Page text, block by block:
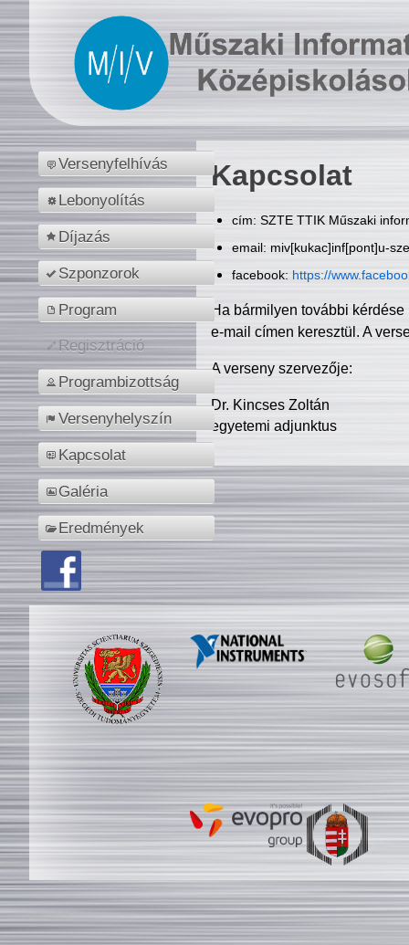
Versenyfelhívás
Lebonyolítás
Díjazás
Szponzorok
Program
Regisztráció
Programbizottság
Versenyhelyszín
Kapcsolat
Galéria
Eredmények
Kapcsolat
cím: SZTE TTIK Műszaki
email: miv[kukac]inf[pont]u-
facebook: https://
Ha bármilyen további
e-mail címen keresztül. A
A verseny szervezője:
Dr. Kincses Zoltán
egyetemi adjunktus